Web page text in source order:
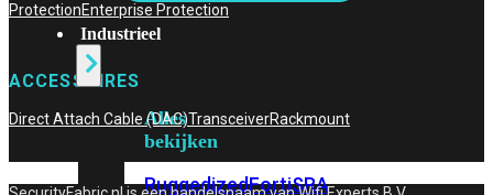
Industrieel
Alles
bekijken
RuggedizedFortiSRA
ProtectionEnterprise Protection
ACCESSOIRES
Direct Attach Cable (DAC)TransceiverRackmount